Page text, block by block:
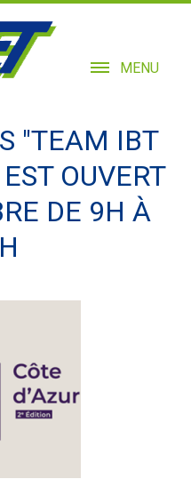
MENU
"TEAM IBT
OUVERT
DE 9H À